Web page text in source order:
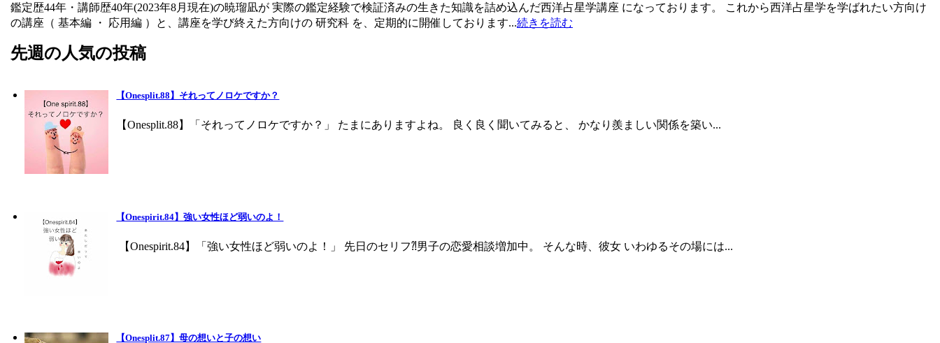
鑑定歴44年・講師歴40年(2023年8月現在)の暁瑠凪が 実際の鑑定経験で検証済みの生きた知識を詰め込んだ西洋占星学講座 になっております。 これから西洋占星学を学ばれたい方向け
の講座（ 基本編 ・ 応用編 ）と、講座を学び終えた方向けの 研究科 を、定期的に開催しております...続きを読む
先週の人気の投稿
【Onesplit.88】それってノロケですか？
【Onesplit.88】「それってノロケですか？」 たまにありますよね。 良く良く聞いてみると、 かなり羨ましい関係を築い...
【Onespirit.84】強い女性ほど弱いのよ！
【Onespirit.84】「強い女性ほど弱いのよ！」 先日のセリフ⁈男子の恋愛相談増加中。 そんな時、彼女 いわゆるその場には...
【Onesplit.87】母の想いと子の想い